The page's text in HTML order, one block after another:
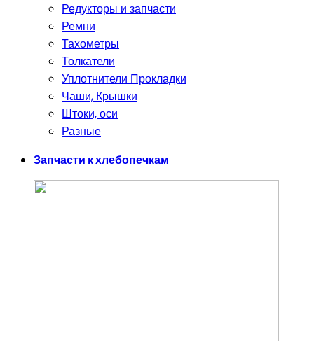
Редукторы и запчасти
Ремни
Тахометры
Толкатели
Уплотнители Прокладки
Чаши, Крышки
Штоки, оси
Разные
Запчасти к хлебопечкам